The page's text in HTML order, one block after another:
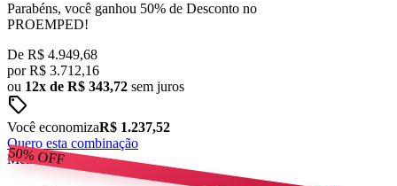
Parabéns, você ganhou 50% de Desconto no
PROEMPED!
De R$ 4.949,68
por R$ 3.712,16
ou 12x de R$ 343,72 sem juros
sell
Você economizaR$ 1.237,52
Quero esta combinação
Melhor Preço
50%OFF